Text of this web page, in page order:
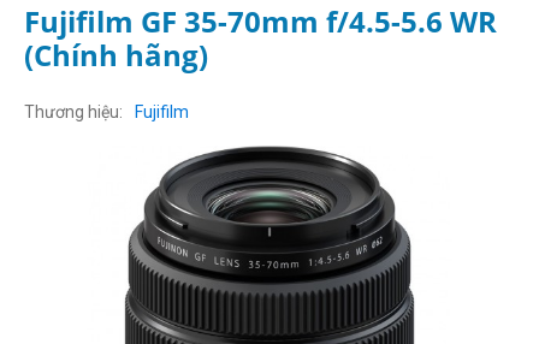
Fujifilm GF 35-70mm f/4.5-5.6 WR
(Chính hãng)
Thương hiệu Fujifilm